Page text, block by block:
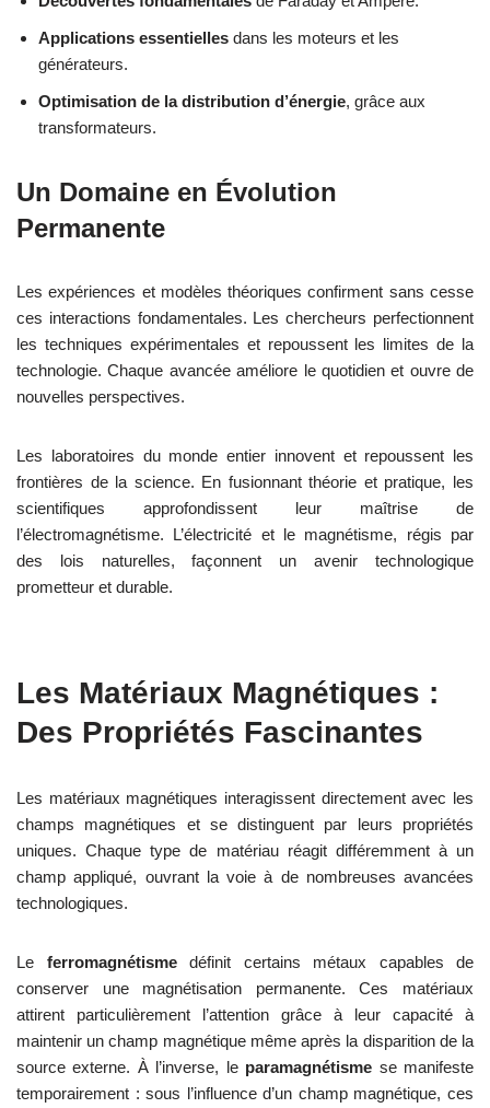
Applications essentielles dans les moteurs et les
générateurs.
Optimisation de la distribution d’énergie, grâce aux
transformateurs.
Un Domaine en Évolution
Permanente
Les expériences et modèles théoriques confirment sans cesse
ces interactions fondamentales. Les chercheurs perfectionnent
les techniques expérimentales et repoussent les limites de la
technologie. Chaque avancée améliore le quotidien et ouvre de
nouvelles perspectives.
Les laboratoires du monde entier innovent et repoussent les
frontières de la science. En fusionnant théorie et pratique, les
scientifiques approfondissent leur maîtrise de
l’électromagnétisme. L’électricité et le magnétisme, régis par
des lois naturelles, façonnent un avenir technologique
prometteur et durable.
Les Matériaux Magnétiques :
Des Propriétés Fascinantes
Les matériaux magnétiques interagissent directement avec les
champs magnétiques et se distinguent par leurs propriétés
uniques. Chaque type de matériau réagit différemment à un
champ appliqué, ouvrant la voie à de nombreuses avancées
technologiques.
Le ferromagnétismedéfinit certains métaux capables de
conserver une magnétisation permanente. Ces matériaux
attirent particulièrement l’attention grâce à leur capacité à
maintenir un champ magnétique même après la disparition de la
source externe. À l’inverse, le paramagnétisme se manifeste
temporairement : sous l’influence d’un champ magnétique, ces